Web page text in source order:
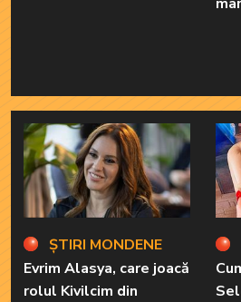
ȘTIRI MONDENE
Evrim Alasya, care joacă
rolul Kivilcim din